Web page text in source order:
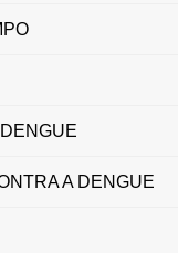
A DENGUE